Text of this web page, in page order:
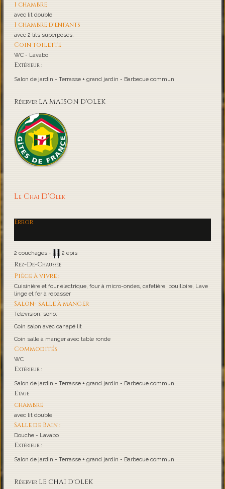
1 chambre
avec lit double
1 chambre d'enfants
avec 2 lits superposés.
Coin toilette
WC - Lavabo
Extérieur :
Salon de jardin - Terrasse + grand jardin - Barbecue commun
Réserver LA MAISON D'OLEK
Le Chai D'Olek
Error
2 couchages - 2 épis
Rez-De-Chaussée
Pièce à vivre :
Cuisinière et four électrique, four à micro-ondes, cafetière, bouilloire, Lave
linge et fer à repasser
Salon- salle à manger
Télévision, sono.
Coin salon avec canapé lit
Coin salle à manger avec table ronde
Commodités
WC
Extérieur :
Salon de jardin - Terrasse + grand jardin - Barbecue commun
Etage
chambre
avec lit double
Salle de Bain :
Douche - Lavabo
Extérieur :
Salon de jardin - Terrasse + grand jardin - Barbecue commun
Réserver LE CHAI D'OLEK